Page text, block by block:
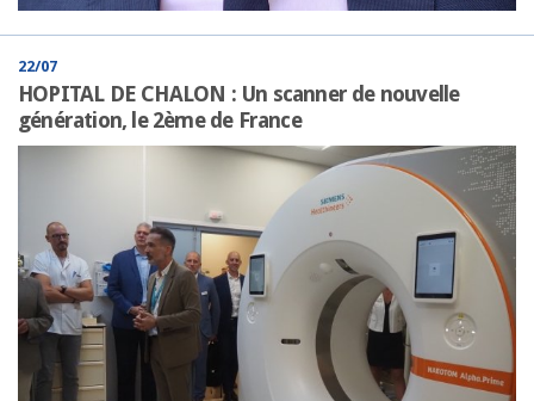
22/07
HOPITAL DE CHALON : Un scanner de nouvelle
génération, le 2ème de France